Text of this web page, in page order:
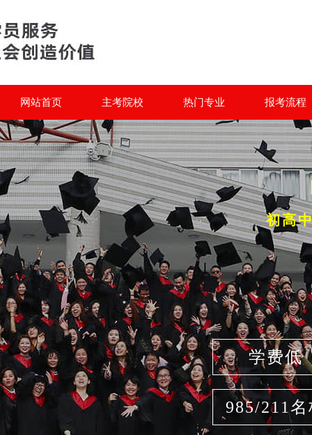
网站首页 主考院校 热门专业 报考流程
初高
学费低
985/211名